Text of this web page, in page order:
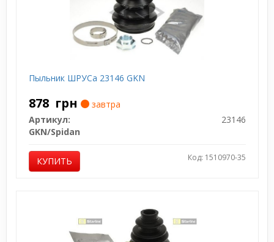
Пыльник ШРУСа 23146 GKN
878 грн
завтра
Артикул:
23146
GKN/Spidan
КУПИТЬ Код: 1510970-35